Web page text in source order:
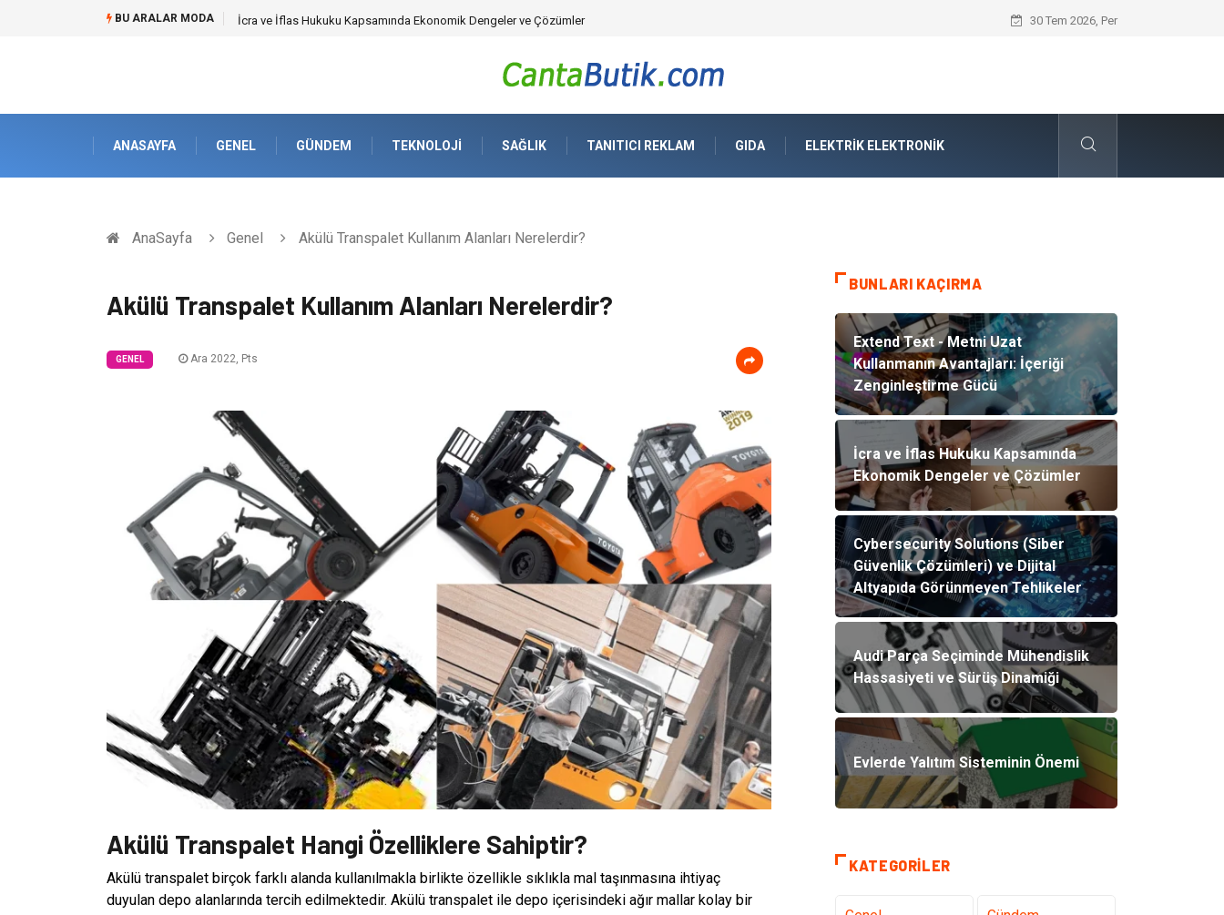
BU ARALAR MODA İcra ve İflas Hukuku Kapsamında Ekonomik Dengeler ve Çözümler Cybersecurity Solutions (Siber
30 Tem 2026, Per
ANASAYFA GENEL GÜNDEM TEKNOLOJI SAĞLIK TANITICI REKLAM GIDA ELEKTRIK ELEKTRONIK
AnaSayfa Genel Akülü Transpalet Kullanım Alanları Nerelerdir?
Akülü Transpalet Kullanım Alanları Nerelerdir?
GENEL Ara 2022, Pts
Akülü Transpalet Hangi Özelliklere Sahiptir?
Akülü transpalet birçok farklı alanda kullanılmakla birlikte özellikle sıklıkla mal taşınmasına ihtiyaç
duyulan depo alanlarında tercih edilmektedir. Akülü transpalet ile depo içerisindeki ağır mallar kolay bir
BUNLARI KAÇIRMA
Extend Text - Metni Uzat
Kullanmanın Avantajları: İçeriği
Zenginleştirme Gücü
İcra ve İflas Hukuku Kapsamında
Ekonomik Dengeler ve Çözümler
Cybersecurity Solutions (Siber
Güvenlik Çözümleri) ve Dijital
Altyapıda Görünmeyen Tehlikeler
Audi Parça Seçiminde Mühendislik
Hassasiyeti ve Sürüş Dinamiği
Evlerde Yalıtım Sisteminin Önemi
KATEGORILER